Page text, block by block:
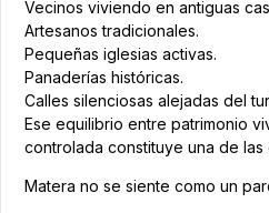
Vecinos viviendo en antiguas
Artesanos tradicionales.
Pequeñas iglesias activas.
Panaderías históricas.
Calles silenciosas alejadas del
Ese equilibrio entre patrimonio
controlada constituye una de
Matera no se siente como un